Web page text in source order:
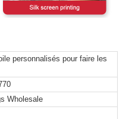
personnalisés pour faire les
Wholesale